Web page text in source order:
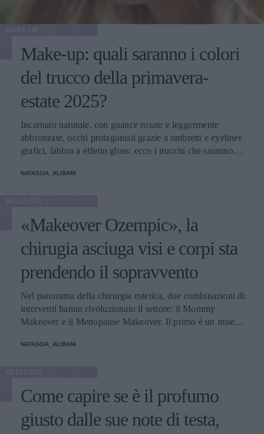
Make-up: quali saranno i colori
del trucco della primavera-
estate 2025?
Incarnato naturale, con guance rosate e leggermente
abbronzate, occhi protagonisti grazie a ombretti e eyeliner
grafici, labbra a effetto gloss: ecco i trucchi che saranno
NATASCIA_ALIBANI
«Makeover Ozempic», la
chirugia asciuga visi e corpi sta
prendendo il sopravvento
Nel panorama della chirurgia estetica, due combinazioni di
interventi hanno rivoluzionato il settore: il Mommy
Makeover e il Menopause Makeover. Il primo è un insieme
donne a recuperare la forma fisica e l'aspetto che avevano
rilassamento cutaneo o perdita di tono. Il secondo, invece,
è scelto dalle donne che sono entrate in menopausa. Oggi,
a questi si aggiunge a questa élite una terza opzione
NATASCIA_ALIBANI
Come capire se è il profumo
giusto dalle sue note di testa,